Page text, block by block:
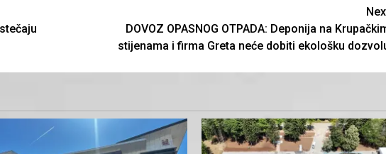
DOVOZ OPASNOG OTPADA: Deponija na
stijenama i firma Greta neće dobiti ekološku